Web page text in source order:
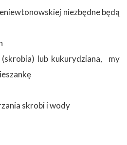
niezbędne będą
(skrobia) lub kukurydziana, my
skrobi i wody